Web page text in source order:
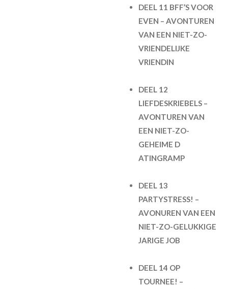
DEEL 11 BFF’S VOOR
EVEN – AVONTUREN
VAN EEN NIET-ZO-
VRIENDELIJKE
VRIENDIN
DEEL 12
LIEFDESKRIEBELS –
AVONTUREN VAN
EEN NIET-ZO-
GEHEIME D
ATINGRAMP
DEEL 13
PARTYSTRESS! –
AVONUREN VAN EEN
NIET-ZO-GELUKKIGE
JARIGE JOB
DEEL 14 OP
TOURNEE! –